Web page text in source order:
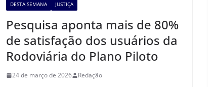
DESTA SEMANA JUSTIÇA
Pesquisa aponta mais de 80%
de satisfação dos usuários da
Rodoviária do Plano Piloto
24 de março de 2026 Redação